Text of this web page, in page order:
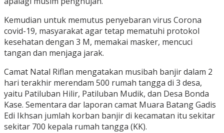
Kemudian untuk memutus penyebaran virus Corona
covid-19, masyarakat agar tetap mematuhi protokol
kesehatan dengan 3 M, memakai masker, mencuci
tangan dan menjaga jarak.
Camat Natal Riflan mengatakan musibah banjir dalam 2
hari terakhir merendam 500 rumah tangga di 3 desa,
yaitu Patiluban Hilir, Patiluban Mudik, dan Desa Bonda
Kase. Sementara dar laporan camat Muara Batang Gadis
Edi Ikhsan jumlah korban banjir di kecamatan itu sekitar
sekitar 700 kepala rumah tangga (KK).